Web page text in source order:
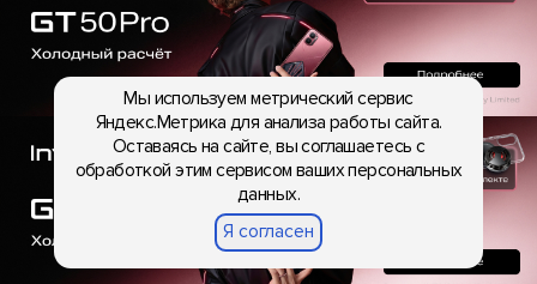
Мы используем метрический сервис
Яндекс.Метрика для анализа работы сайта.
Оставаясь на сайте, вы соглашаетесь с
обработкой этим сервисом ваших персональных
данных.
Я согласен